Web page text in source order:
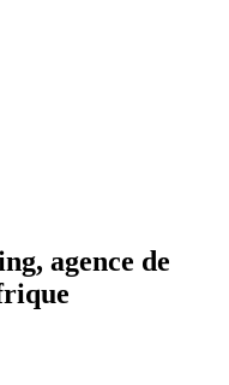
agence de